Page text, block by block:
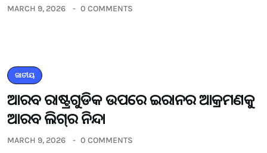
MARCH 9, 2026 0 COMMENTS
ଜାତୀୟ
ଆରବ ରାଷ୍ଟ୍ରଗୁଡିକ ଉପରେ ଇରାନର ଆକ୍ରମଣକୁ
ଆରବ ଲିଗ୍‌ର ନିନ୍ଦା
MARCH 9, 2026 0 COMMENTS